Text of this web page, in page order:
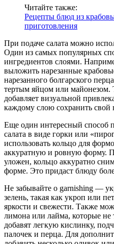
Читайте также:
Рецепты блюд из
приготовления
При подаче салата можно
Один из самых популярных
ингредиентов слоями.
выложить нарезанные
нарезанного болгарского
тертым яйцом или майонезом.
добавляет визуальной
каждому слою сохранить свой
Еще один интересный способ
салата в виде горки или
использовать кольцо для
аккуратную и ровную форму.
уложен, кольцо аккуратно
форме. Это придаст блюду
Не забывайте о garnishing —
зелень, такая как укроп или
яркости и свежести. Также
лимона или лайма, которые не
добавят легкую кислинку,
палочек и перца. Для